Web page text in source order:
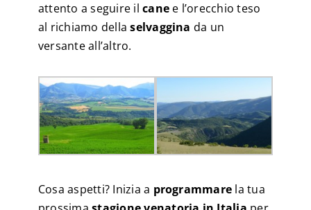
attento a seguire ilcane e l’orecchio teso
al richiamo dellaselvaggina da un
versante all’altro.
Cosa aspetti? Inizia a programmare la tua